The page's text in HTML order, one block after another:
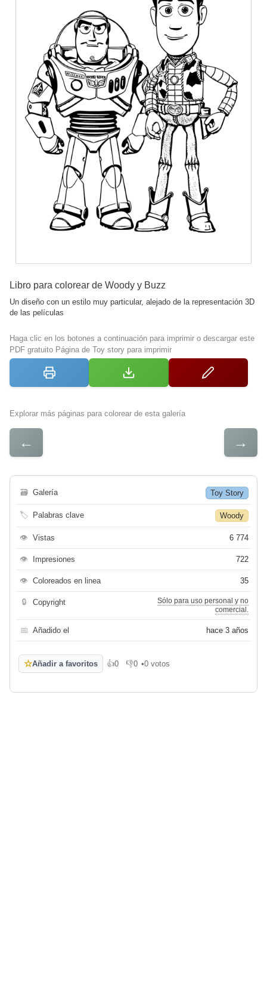
Libro para colorear de Woody y Buzz
Un diseño con un estilo muy particular, alejado de la representación 3D
de las películas
Haga clic en los botones a continuación para imprimir o descargar este
PDF gratuito Página de Toy story para imprimir
Explorar más páginas para colorear de esta galería
← →
🗃 Galería Toy Story
🏷 Palabras clave Woody
👁 Vistas 6 774
👁 Impresiones 722
👁 Coloreados en linea 35
🔒 Copyright
Sólo para uso personal y no
comercial.
📅 Añadido el hace 3 años
☆Añadir a favoritos 👍0
Me gusta
👎0
No me gusta
•0 votos